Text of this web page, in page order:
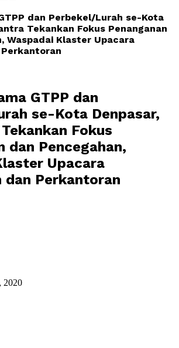
dan Perbekel/Lurah se-Kota
Tekankan Fokus Penanganan
Waspadai Klaster Upacara
GTPP dan
se-Kota Denpasar,
Fokus
dan Pencegahan,
Upacara
dan Perkantoran
2020